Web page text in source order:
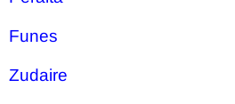
Funes
Zudaire